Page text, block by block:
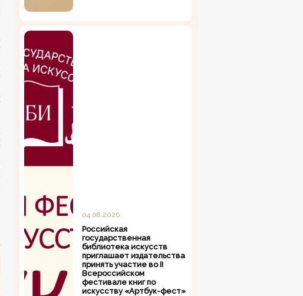
04.08.2026
Российская
государственная
библиотека искусств
приглашает издательства
принять участие во II
Всероссийском
фестивале книг по
искусству «Артбук-фест»